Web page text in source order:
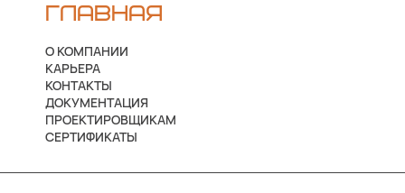
ГЛАВНАЯ
О КОМПАНИИ
КАРЬЕРА
КОНТАКТЫ
ДОКУМЕНТАЦИЯ
ПРОЕКТИРОВЩИКАМ
СЕРТИФИКАТЫ